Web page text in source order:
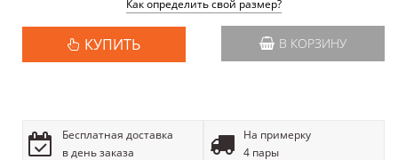
Как определить свой размер?
КУПИТЬ В КОРЗИНУ
Бесплатная доставка
в день заказа
На примерку
4 пары